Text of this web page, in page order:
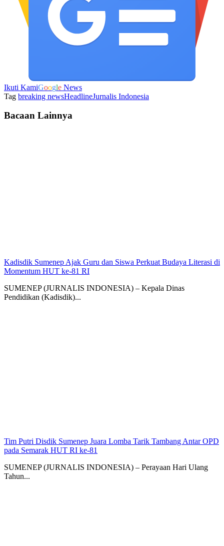
Ikuti KamiGoogle News
Tag breaking newsHeadlineJurnalis Indonesia
Bacaan Lainnya
Kadisdik Sumenep Ajak Guru dan Siswa Perkuat Budaya Literasi di
Momentum HUT ke-81 RI
SUMENEP (JURNALIS INDONESIA) – Kepala Dinas
Pendidikan (Kadisdik)...
Tim Putri Disdik Sumenep Juara Lomba Tarik Tambang Antar OPD
pada Semarak HUT RI ke-81
SUMENEP (JURNALIS INDONESIA) – Perayaan Hari Ulang
Tahun...